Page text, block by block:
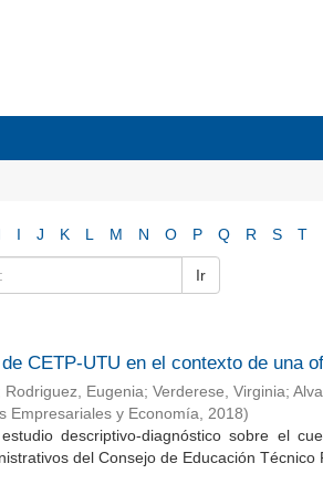
I J K L M N O P Q R S T
Ir
CETP-UTU en el contexto de una
Rodriguez, Eugenia; Verderese, Virginia;
Empresariales y Economía, 2018)
descriptivo-diagnóstico sobre el
del Consejo de Educación Técnico